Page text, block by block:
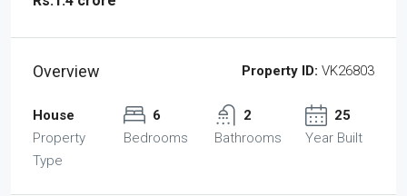
Overview Property ID: VK26803
House
Property
Type
6
Bedrooms
2
Bathrooms
25
Year Built